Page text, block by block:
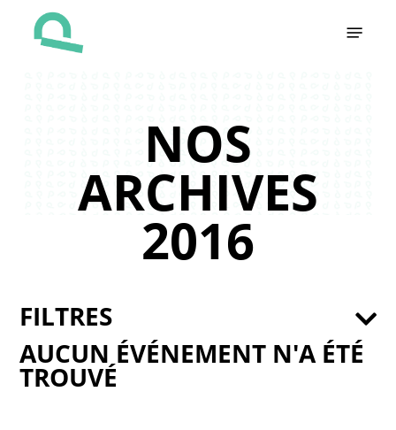
NOS
ARCHIVES
2016
AUCUN ÉVÉNEMENT N'A ÉTÉ
TROUVÉ
FILTRES